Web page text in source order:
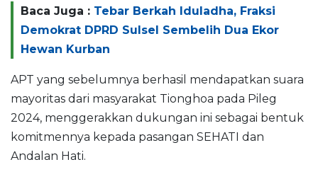
Baca Juga : Tebar Berkah Iduladha, Fraksi
Demokrat DPRD Sulsel Sembelih Dua Ekor
Hewan Kurban
APT yang sebelumnya berhasil mendapatkan suara
mayoritas dari masyarakat Tionghoa pada Pileg
2024, menggerakkan dukungan ini sebagai bentuk
komitmennya kepada pasangan SEHATI dan
Andalan Hati.